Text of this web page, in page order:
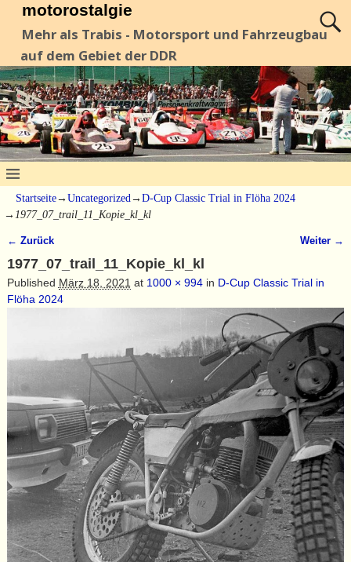
motorostalgie
Mehr als Trabis - Motorsport und Fahrzeugbau
auf dem Gebiet der DDR
Startseite→ Uncategorized → D-Cup Classic Trial in Flöha 2024
→ 1977_07_trail_11_Kopie_kl_kl
Bilder-Navigation
← Zurück Weiter →
1977_07_trail_11_Kopie_kl_kl
Published März 18, 2021 at 1000 × 994in D-Cup Classic Trial in
Flöha 2024